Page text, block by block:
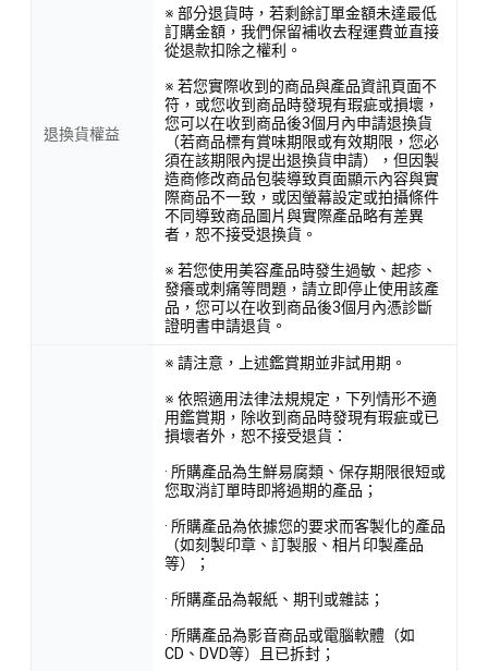
退換貨權益
※ 部分退貨時，若剩餘訂單金額未達最低
訂購金額，我們保留補收去程運費並直接
從退款扣除之權利。
※ 若您實際收到的商品與產品資訊頁面不
符，或您收到商品時發現有瑕疵或損壞，
您可以在收到商品後3個月內申請退換貨
（若商品標有賞味期限或有效期限，您必
須在該期限內提出退換貨申請），但因製
造商修改商品包裝導致頁面顯示內容與實
際商品不一致，或因螢幕設定或拍攝條件
不同導致商品圖片與實際產品略有差異
者，恕不接受退換貨。
※ 若您使用美容產品時發生過敏、起疹、
發癢或刺痛等問題，請立即停止使用該產
品，您可以在收到商品後3個月內憑診斷
證明書申請退貨。
※ 請注意，上述鑑賞期並非試用期。
※ 依照適用法律法規規定，下列情形不適
用鑑賞期，除收到商品時發現有瑕疵或已
損壞者外，恕不接受退貨：
· 所購產品為生鮮易腐類、保存期限很短或
您取消訂單時即將過期的產品；
· 所購產品為依據您的要求而客製化的產品
（如刻製印章、訂製服、相片印製產品
等）；
· 所購產品為報紙、期刊或雜誌；
· 所購產品為影音商品或電腦軟體（如
CD、DVD等）且已拆封；